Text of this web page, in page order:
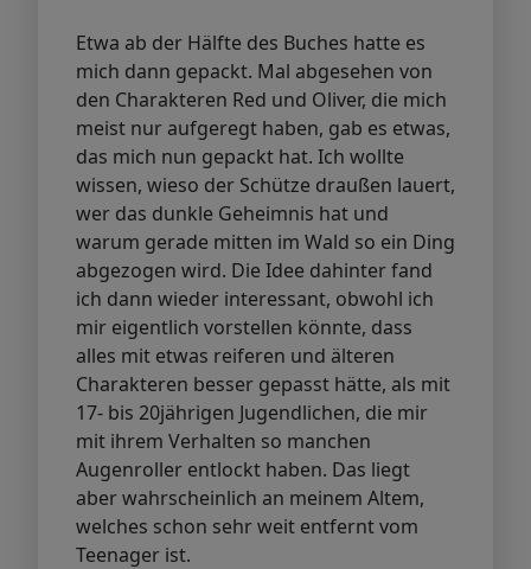
Etwa ab der Hälfte des Buches hatte es
mich dann gepackt. Mal abgesehen von
den Charakteren Red und Oliver, die mich
meist nur aufgeregt haben, gab es etwas,
das mich nun gepackt hat. Ich wollte
wissen, wieso der Schütze draußen lauert,
wer das dunkle Geheimnis hat und
warum gerade mitten im Wald so ein Ding
abgezogen wird. Die Idee dahinter fand
ich dann wieder interessant, obwohl ich
mir eigentlich vorstellen könnte, dass
alles mit etwas reiferen und älteren
Charakteren besser gepasst hätte, als mit
17- bis 20jährigen Jugendlichen, die mir
mit ihrem Verhalten so manchen
Augenroller entlockt haben. Das liegt
aber wahrscheinlich an meinem Altem,
welches schon sehr weit entfernt vom
Teenager ist.